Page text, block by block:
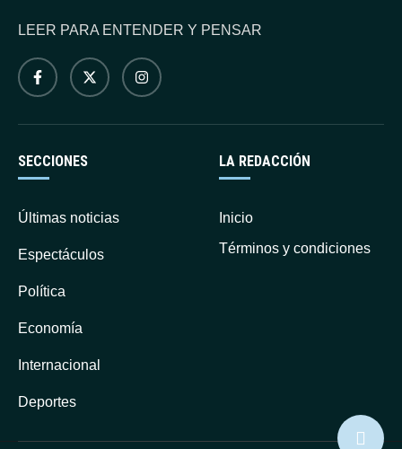
LA REDACCIÓN
Inicio
Términos y condiciones
SECCIONES
Últimas noticias
Espectáculos
Política
Economía
Internacional
Deportes
LEER PARA ENTENDER Y PENSAR